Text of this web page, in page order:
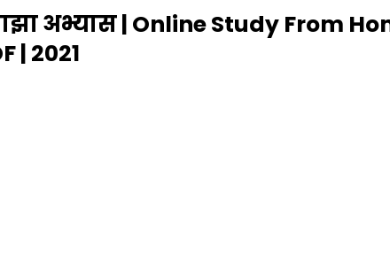
अभ्यास | Online Study From
| 2021